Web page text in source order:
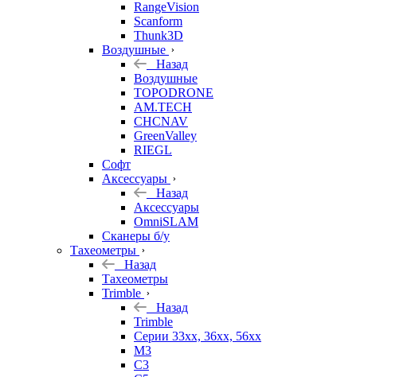
RangeVision
Scanform
Thunk3D
Воздушные
Назад
Воздушные
TOPODRONE
AM.TECH
CHCNAV
GreenValley
RIEGL
Софт
Аксессуары
Назад
Аксессуары
OmniSLAM
Сканеры б/у
Тахеометры
Назад
Тахеометры
Trimble
Назад
Trimble
Серии 33xx, 36xx, 56xx
M3
C3